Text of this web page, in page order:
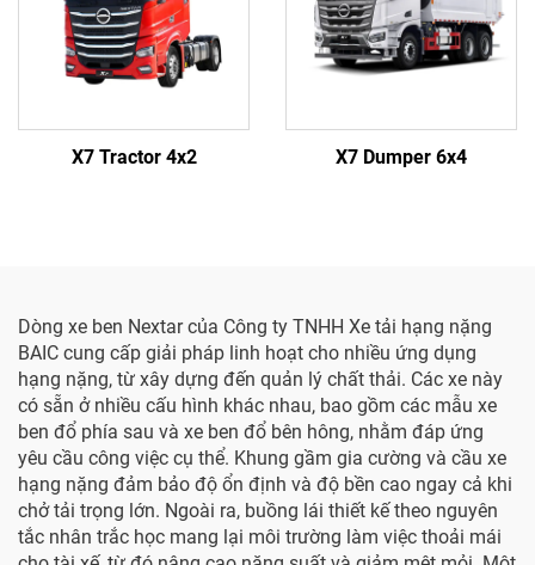
X7 Tractor 4x2 X7 Dumper 6x4
Dòng xe ben Nextar của Công ty TNHH Xe tải hạng nặng
BAIC cung cấp giải pháp linh hoạt cho nhiều ứng dụng
hạng nặng, từ xây dựng đến quản lý chất thải. Các xe này
có sẵn ở nhiều cấu hình khác nhau, bao gồm các mẫu xe
ben đổ phía sau và xe ben đổ bên hông, nhằm đáp ứng
yêu cầu công việc cụ thể. Khung gầm gia cường và cầu xe
hạng nặng đảm bảo độ ổn định và độ bền cao ngay cả khi
chở tải trọng lớn. Ngoài ra, buồng lái thiết kế theo nguyên
tắc nhân trắc học mang lại môi trường làm việc thoải mái